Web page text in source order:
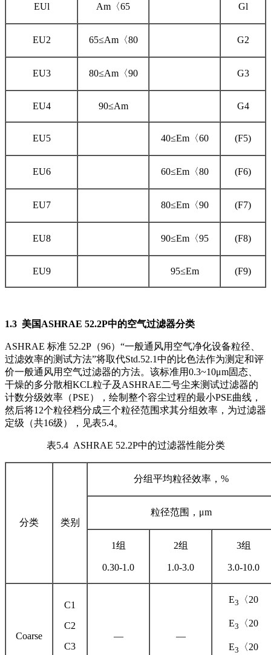
EUl Am〈65 Gl
EU2 65≤Am〈80 G2
EU3 80≤Am〈90 G3
EU4 90≤Am G4
EU5 40≤Em〈60 (F5)
EU6 60≤Em〈80 (F6)
EU7 80≤Em〈90 (F7)
EU8 90≤Em〈95 (F8)
EU9 95≤Em (F9)
1.3 美国ASHRAE 52.2P中的空气过滤器分类
ASHRAE 标准 52.2P（96）“一般通风用空气净化设备粒径、
过滤效率的测试方法”将取代Std.52.1中的比色法作为测定和评
价一般通风用空气过滤器的方法。该标准用0.3~10μm固态、
干燥的多分散相KCL粒子及ASHRAE二号尘来测试过滤器的
计数分级效率（PSE），绘制整个容尘过程的最小PSE曲线，
然后将12个粒径档分成三个粒径范围求其分组效率，为过滤器
定级（共16级），见表5.4。
表5.4 ASHRAE 52.2P中的过滤器性能分类
分类 类别
分组平均粒径效率，%
粒径范围，μm
1组
0.30-1.0
2组
1.0-3.0
3组
3.0-10.0
Coarse
C1
C2
C3
— —
E3 〈20
E3 〈20
E3 〈20